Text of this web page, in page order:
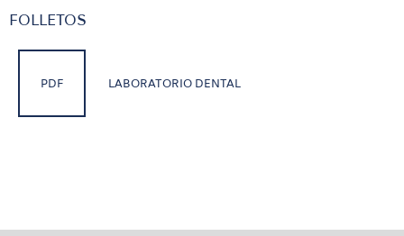
FOLLETOS
PDF LABORATORIO DENTAL